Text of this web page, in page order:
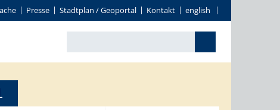
Presse Stadtplan / Geoportal Kontakt english